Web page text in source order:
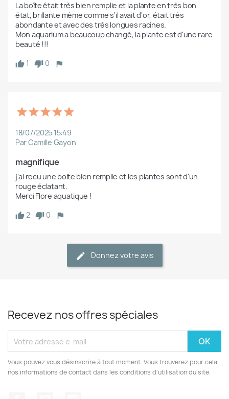
La boîte était très bien remplie et la plante en très bon
état, brillante même comme s'il avait d'or, était très
abondante et avec des très longues racines.
Mon aquarium a beaucoup changé, la plante est d'une rare
beauté !!!
1
0
18/07/2025 15:49
Par Camille Gayon
magnifique
j'ai recu une boite bien remplie et les plantes sont d'un
rouge éclatant.
Merci Flore aquatique !
2
0
Donnez votre avis
Recevez nos offres spéciales
Vous pouvez vous désinscrire à tout moment. Vous trouverez pour cela
nos informations de contact dans les conditions d'utilisation du site.